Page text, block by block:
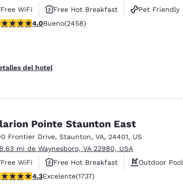
Free WiFi
Free Hot Breakfast
Pet Friendly
de 3.96 estrellas. Bueno. 2458 reseñas
4.0Bueno(2458)
del hotel
Pointe Staunton East
Frontier Drive, Staunton, VA, 24401, US
mi de Waynesboro, VA 22980, USA
Free WiFi
Free Hot Breakfast
Outdoor Pool
de 4.3 estrellas. Excelente. 1737 reseñas
4.3Excelente(1737)